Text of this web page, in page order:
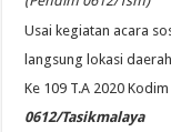
Usai kegiatan acara
langsung lokasi
Ke 109 T.A 2020
0612/Tasikmalaya